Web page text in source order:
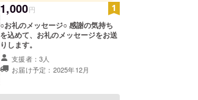
1,000円
○お礼のメッセージ○ 感謝の気持ち
を込めて、お礼のメッセージをお送
りします。
支援者：3人
お届け予定：2025年12月